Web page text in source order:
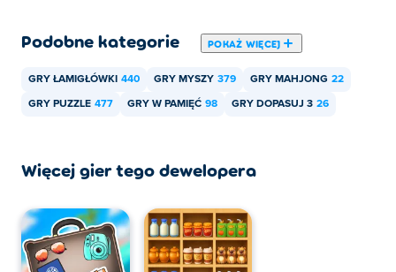
Podobne kategorie POKAŻ WIĘCEJ
GRY ŁAMIGŁÓWKI 440 GRY MYSZY 379 GRY MAHJONG 22
GRY PUZZLE 477 GRY W PAMIĘĆ 98 GRY DOPASUJ 3 26
Więcej gier tego dewelopera